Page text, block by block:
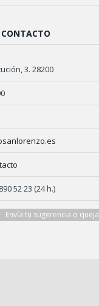
3. 28200
52 23 (24 h.)
Envía tu sugerencia o queja